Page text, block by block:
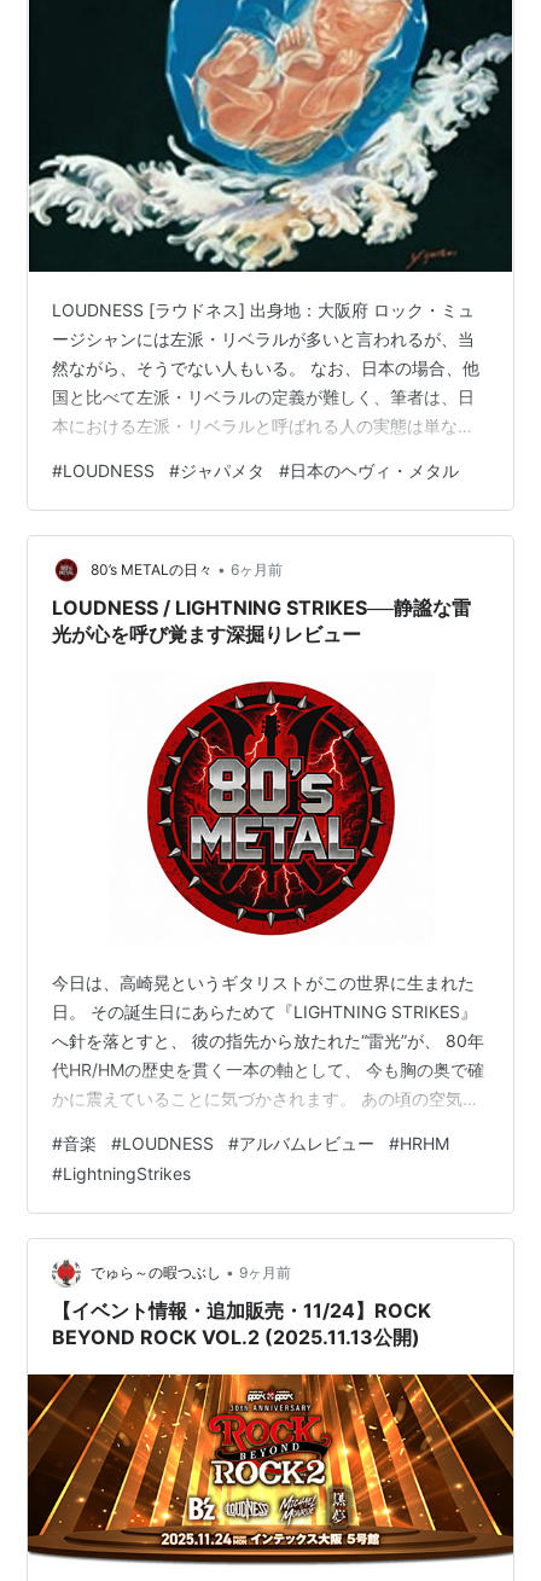
LOUDNESS [ラウドネス] 出身地：大阪府 ロック・ミュ
ージシャンには左派・リベラルが多いと言われるが、当
然ながら、そうでない人もいる。 なお、日本の場合、他
国と比べて左派・リベラルの定義が難しく、筆者は、日
本における左派・リベラルと呼ばれる人の実態は単なる
はなく多くの日本人の共通認識だろう）。 今回取り上げ
る LOUDNESS のヴォーカリスト、二井原実は愛国者で
あることを伺わせる発言があるので、どうちらかと言え
ば保守派であり、筆者と同様に標準的な日本人の思考を
持つ人物なのだと思う。 「ロック・ミュージシャンに
は、何故、左派・リベラルが…
#LOUDNESS #ジャパメタ #日本のヘヴィ・メタル
80’s METALの日々 • 6ヶ月前
LOUDNESS / LIGHTNING STRIKES──静謐な雷
光が心を呼び覚ます深掘りレビュー
今日は、高崎晃というギタリストがこの世界に生まれた
日。 その誕生日にあらためて『LIGHTNING STRIKES』
へ針を落とすと、 彼の指先から放たれた“雷光”が、 80年
代HR/HMの歴史を貫く一本の軸として、 今も胸の奥で確
かに震えていることに気づかされます。 あの頃の空気
ジオのノイズ混じりの洋楽、 レコード店の棚に並ぶ輸入
盤の匂い、 MTV の画面越しに飛び込んでくる海外の熱。
そのすべてが、まだ何者でもなかった自分の心を、 そっ
と、しかし確実に掴んで離さなかった。 『LIGHTNING
STRIKES』を初めて聴いた瞬間の衝撃は、 …
#音楽 #LOUDNESS #アルバムレビュー #HRHM
#LightningStrikes
でゅら～の暇つぶし • 9ヶ月前
【イベント情報・追加販売・11/24】ROCK
BEYOND ROCK VOL.2 (2025.11.13公開)